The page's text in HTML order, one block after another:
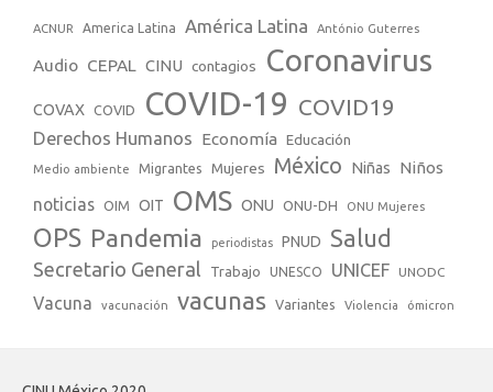
ACNUR America Latina América Latina António Guterres
Audio CEPAL CINU contagios Coronavirus
COVAX COVID COVID-19 COVID19
Derechos Humanos Economía Educación
Medio ambiente Migrantes Mujeres México Niñas Niños
noticias OIM OIT OMS ONU ONU-DH ONU Mujeres
OPS Pandemia periodistas PNUD Salud
Secretario General Trabajo UNESCO UNICEF UNODC
Vacuna vacunación vacunas Variantes Violencia ómicron